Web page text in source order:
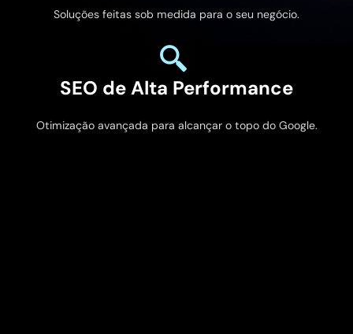
Soluções feitas sob medida para o seu negócio.
SEO de Alta Performance
Otimização avançada para alcançar o topo do Google.